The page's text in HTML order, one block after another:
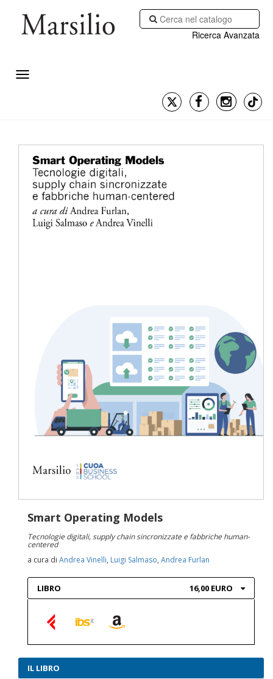
Ricerca Avanzata
Smart Operating Models
Tecnologie digitali, supply chain sincronizzate e fabbriche human-
centered
a cura di Andrea Vinelli, Luigi Salmaso, Andrea Furlan
LIBRO 16,00 EURO
IL LIBRO